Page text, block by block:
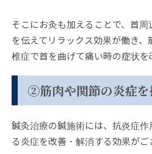
そこにお灸も加えることで、首
を伝えてリラックス効果が働き
椎症で首を曲げて痛い時の症状を
②筋肉や関節の炎症を
鍼灸治療の鍼施術には、抗炎症
る炎症を改善・解消する効果がご